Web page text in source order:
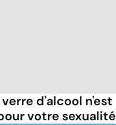
d'alcool n'est
votre sexualité